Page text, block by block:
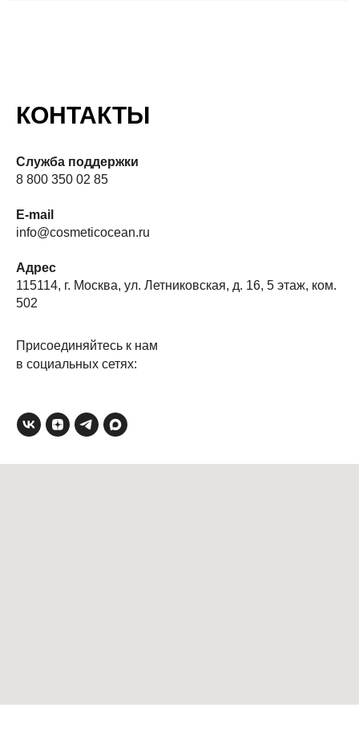
КОНТАКТЫ
Служба поддержки
8 800 350 02 85
E-mail
info@cosmeticocean.ru
Адрес
115114, г. Москва, ул. Летниковская, д. 16, 5 этаж, ком.
502
Присоединяйтесь к нам
в социальных сетях: